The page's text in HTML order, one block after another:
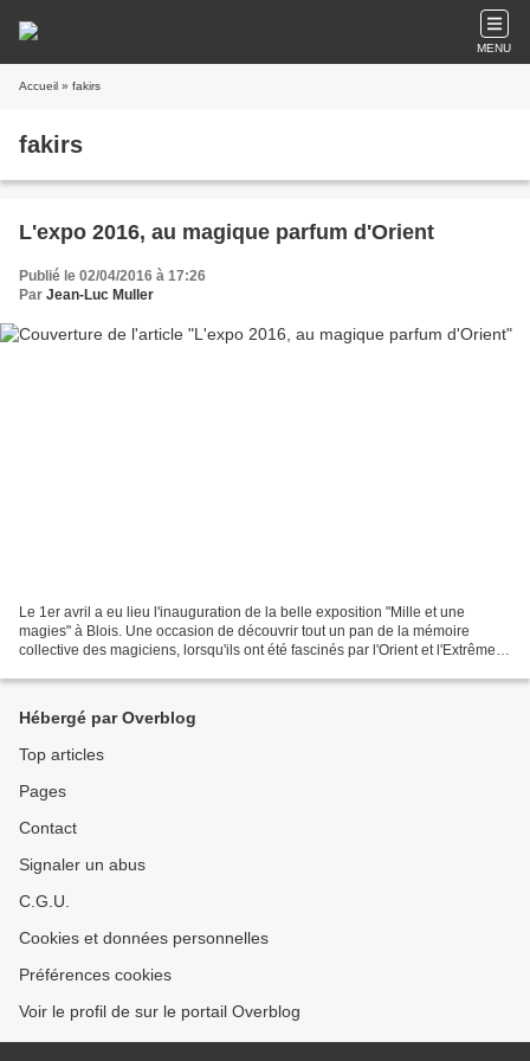
MENU
Accueil » fakirs
fakirs
L'expo 2016, au magique parfum d'Orient
Publié le 02/04/2016 à 17:26
Par Jean-Luc Muller
Le 1er avril a eu lieu l'inauguration de la belle exposition "Mille et une
magies" à Blois. Une occasion de découvrir tout un pan de la mémoire
collective des magiciens, lorsqu'ils ont été fascinés par l'Orient et l'Extrême-
Hébergé par Overblog
Top articles
Pages
Contact
Signaler un abus
C.G.U.
Cookies et données personnelles
Préférences cookies
Voir le profil de sur le portail Overblog